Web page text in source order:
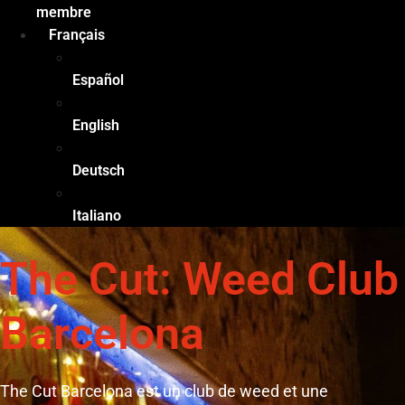
membre
Français
Español
English
Deutsch
Italiano
The Cut: Weed Club
Barcelona
The Cut Barcelona est un club de weed et une